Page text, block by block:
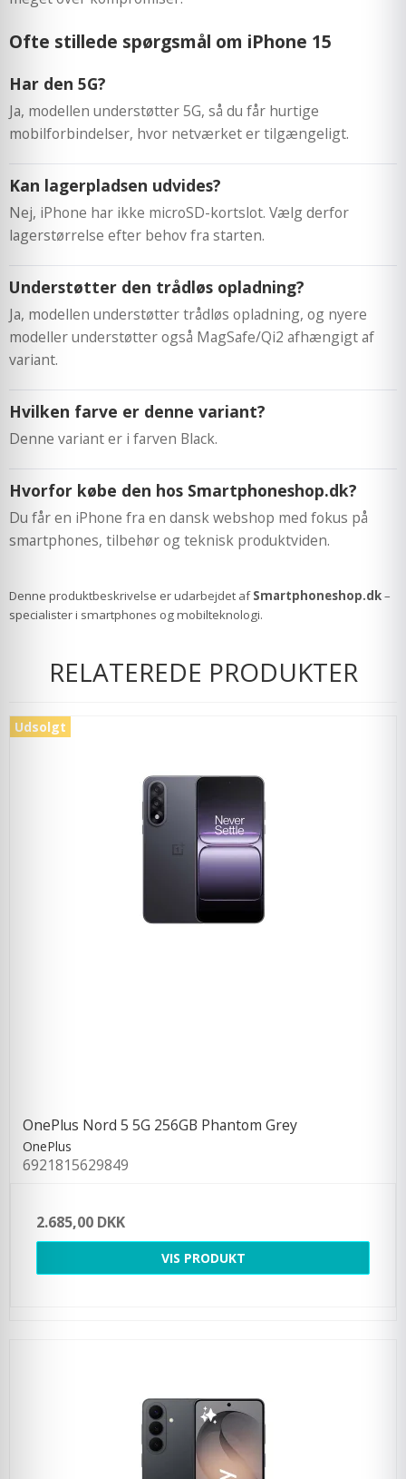
Ofte stillede spørgsmål om iPhone 15
Har den 5G?
Ja, modellen understøtter 5G, så du får hurtige
mobilforbindelser, hvor netværket er tilgængeligt.
Kan lagerpladsen udvides?
Nej, iPhone har ikke microSD-kortslot. Vælg derfor
lagerstørrelse efter behov fra starten.
Understøtter den trådløs opladning?
Ja, modellen understøtter trådløs opladning, og nyere
modeller understøtter også MagSafe/Qi2 afhængigt af
variant.
Hvilken farve er denne variant?
Denne variant er i farven Black.
Hvorfor købe den hos Smartphoneshop.dk?
Du får en iPhone fra en dansk webshop med fokus på
smartphones, tilbehør og teknisk produktviden.
Denne produktbeskrivelse er udarbejdet afSmartphoneshop.dk–
specialister i smartphones og mobilteknologi.
RELATEREDE PRODUKTER
Udsolgt
OnePlus Nord 5 5G 256GB Phantom Grey
OnePlus
6921815629849
2.685,00 DKK
VIS PRODUKT